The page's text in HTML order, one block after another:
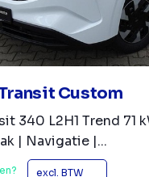
Custom
340 L2H1 Trend 71
| Navigatie |...
excl. BTW